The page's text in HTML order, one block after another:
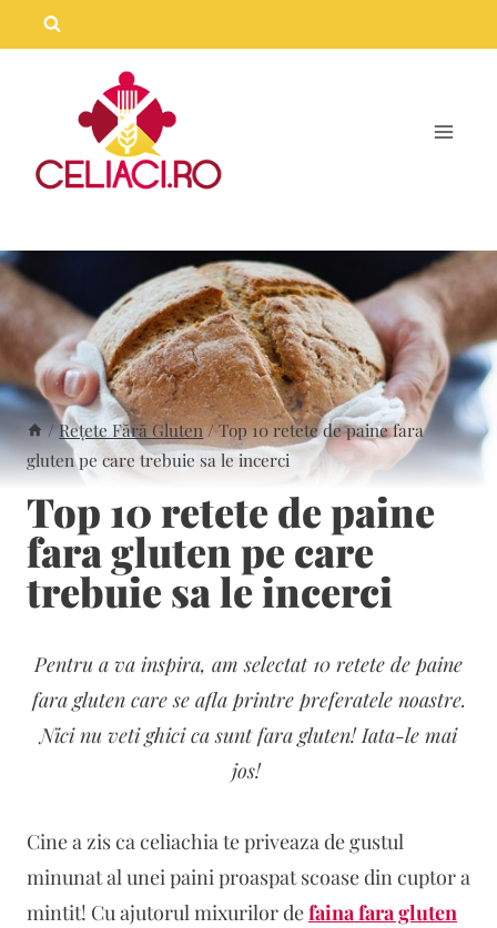
to
/Rețete Fără Gluten/Top 10 retete de paine fara
gluten pe care trebuie sa le incerci
Top 10 retete de paine
fara gluten pe care
trebuie sa le incerci
Pentru a va inspira, am selectat 10 retete de paine
fara gluten care se afla printre preferatele noastre.
Nici nu veti ghici ca sunt fara gluten! Iata-le mai
jos!
Cine a zis ca celiachia te priveaza de gustul
minunat al unei paini proaspat scoase din cuptor a
mintit! Cu ajutorul mixurilor defaina fara gluten